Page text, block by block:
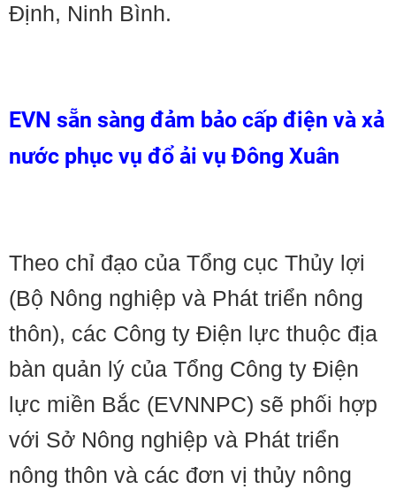
Định, Ninh Bình.
EVN sẵn sàng đảm bảo cấp điện và xả
nước phục vụ đổ ải vụ Đông Xuân
Theo chỉ đạo của Tổng cục Thủy lợi
(Bộ Nông nghiệp và Phát triển nông
thôn), các Công ty Điện lực thuộc địa
bàn quản lý của Tổng Công ty Điện
lực miền Bắc (EVNNPC) sẽ phối hợp
với Sở Nông nghiệp và Phát triển
nông thôn và các đơn vị thủy nông